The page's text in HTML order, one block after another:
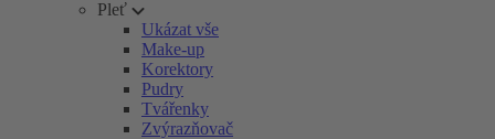
Pleť
Ukázat vše
Make-up
Korektory
Pudry
Tvářenky
Zvýrazňovač